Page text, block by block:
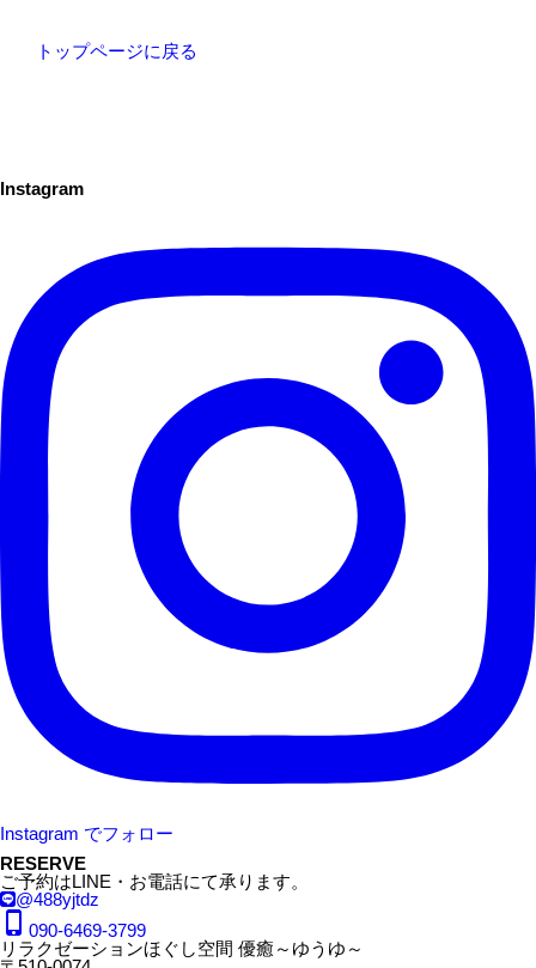
トップページに戻る
Instagram
Instagram でフォロー
RESERVE
ご予約はLINE・お電話にて承ります。
@488yjtdz
phone_iphone 090-6469-3799
リラクゼーションほぐし空間 優癒～ゆうゆ～